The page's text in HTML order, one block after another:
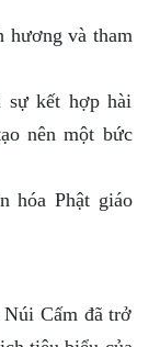
hương và tham
sự kết hợp hài
nên một bức
hóa Phật giáo
Cấm đã trở